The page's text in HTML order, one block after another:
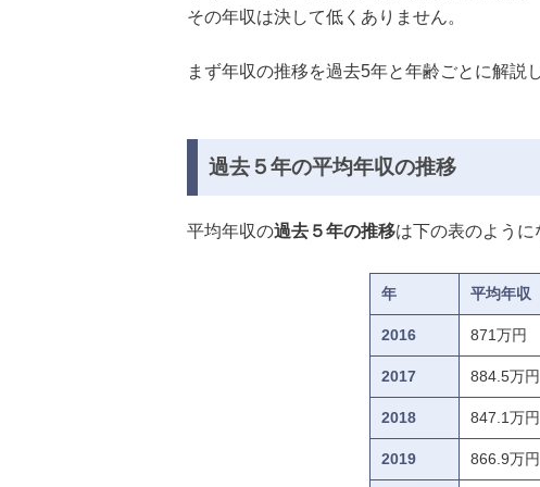
その年収は決して低くありません。
まず年収の推移を過去5年と年齢ごとに解説
過去５年の平均年収の推移
平均年収の過去５年の推移は下の表のように
年 平均年収
2016 871万円
2017 884.5万円
2018 847.1万円
2019 866.9万円